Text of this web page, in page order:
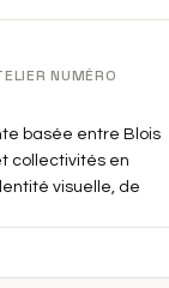
NUMÉRO
basée entre Blois
collectivités en
visuelle, de